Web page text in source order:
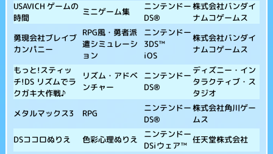
USAVICH ゲームの
時間
ミニゲーム集 ニンテンドー
DS®
株式会社バンダイ
ナムコゲームス
勇現会社ブレイブ
カンパニー
RPG風・勇者派
遣シミュレーシ
ョン
ニンテンドー
3DS™
iOS
株式会社バンダイ
ナムコゲームス
もっと!スティッ
チ!DS リズムでラ
クガキ大作戦♪
リズム・アドベ
ンチャー
ニンテンドー
DS®
ディズニー・イン
タラクティブ・ス
タジオ
メタルマックス3 RPG ニンテンドー
DS®
株式会社角川ゲー
ムス
DSココロぬりえ 色彩心理ぬりえ ニンテンドー
DSiウェア™
任天堂株式会社